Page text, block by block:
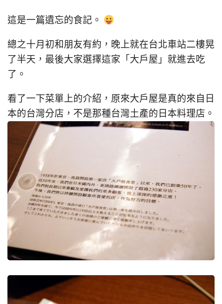
這是一篇遺忘的食記。
總之十月初和朋友有約，晚上就在台北車站二樓晃
了半天，最後大家選擇這家「大戶屋」就進去吃
了。
看了一下菜單上的介紹，原來大戶屋是真的來自日
本的台灣分店，不是那種台灣土產的日本料理店。